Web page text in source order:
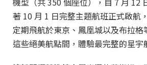
著 10 月 1 日完整主題航班正式啟航
定期飛航於東京、鳳凰城以及布拉格
這些絕美航點間，體驗最完整的星宇